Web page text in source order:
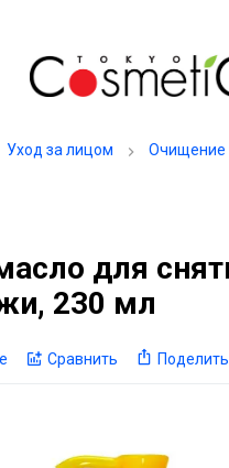
Уход за лицом Очищение
для
230 мл
Сравнить